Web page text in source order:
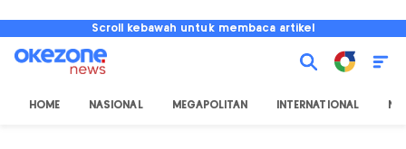
Scroll kebawah untuk membaca artikel
HOME NASIONAL MEGAPOLITAN INTERNATIONAL